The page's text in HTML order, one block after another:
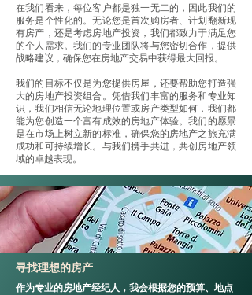
在我们看来，每位客户都是独一无二的，因此我们的
服务是个性化的。无论您是首次购房者、计划翻新现
有房产，还是考虑房地产投资，我们都致力于满足您
的个人需求。我们的专业团队将与您密切合作，提供
战略建议，确保您在房地产交易中获得最大回报。
我们的目标不仅是为您提供房屋，还要帮助您打造强
大的房地产投资组合。凭借我们丰富的服务和专业知
识，我们相信无论地理位置或房产类型如何，我们都
能为您创造一个富有成效的房地产体验。我们的愿景
是在市场上树立新的标准，确保您的房地产之旅充满
成功和可持续增长。与我们携手共进，共创房地产领
域的卓越表现。
寻找理想的房产
作为专业的房地产经纪人，我会根据您的预算、地点